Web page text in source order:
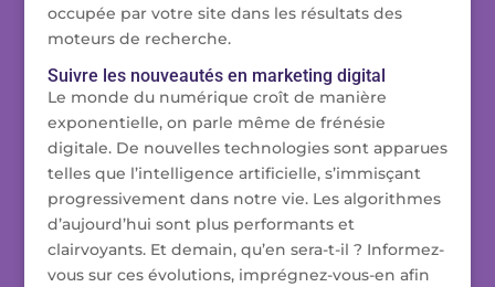
occupée par votre site dans les résultats des
moteurs de recherche.
Suivre les nouveautés en marketing digital
Le monde du numérique croît de manière
exponentielle, on parle même de frénésie
digitale. De nouvelles technologies sont apparues
telles que l’intelligence artificielle, s’immisçant
progressivement dans notre vie. Les algorithmes
d’aujourd’hui sont plus performants et
clairvoyants. Et demain, qu’en sera-t-il ? Informez-
vous sur ces évolutions, imprégnez-vous-en afin